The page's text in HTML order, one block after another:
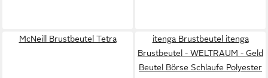
McNeill Brustbeutel Tetra
itenga Brustbeutel itenga
Brustbeutel - WELTRAUM - Geld
Beutel Börse Schlaufe Polyester